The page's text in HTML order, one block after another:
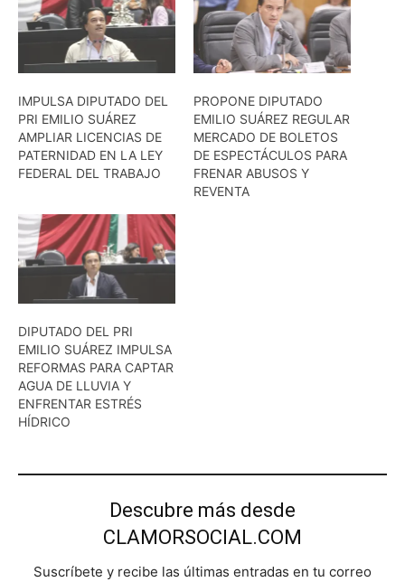
IMPULSA DIPUTADO DEL
PRI EMILIO SUÁREZ
AMPLIAR LICENCIAS DE
PATERNIDAD EN LA LEY
FEDERAL DEL TRABAJO
PROPONE DIPUTADO
EMILIO SUÁREZ REGULAR
MERCADO DE BOLETOS
DE ESPECTÁCULOS PARA
FRENAR ABUSOS Y
REVENTA
DIPUTADO DEL PRI
EMILIO SUÁREZ IMPULSA
REFORMAS PARA CAPTAR
AGUA DE LLUVIA Y
ENFRENTAR ESTRÉS
HÍDRICO
Descubre más desde
CLAMORSOCIAL.COM
Suscríbete y recibe las últimas entradas en tu correo